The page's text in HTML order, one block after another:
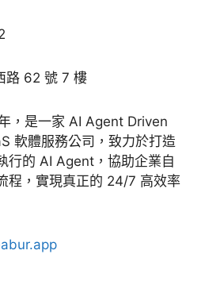
路 62 號 7 樓
，是一家 AI Agent Driven
軟體服務公司，致力於打造
行的 AI Agent，協助企業自
程，實現真正的 24/7 高效率